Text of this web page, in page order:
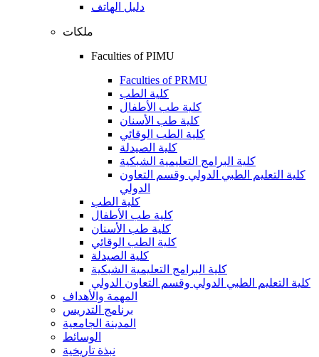
دليل الهاتف
ملكات
Faculties of PIMU
Faculties of PRMU
كلية الطب
كلية طب الأطفال
كلية طب الأسنان
كلية الطب الوقائي
كلية الصيدلة
كلية البرامج التعليمية الشبكية
كلية التعليم الطبي الدولي وقسم التعاون
الدولي
كلية الطب
كلية طب الأطفال
كلية طب الأسنان
كلية الطب الوقائي
كلية الصيدلة
كلية البرامج التعليمية الشبكية
كلية التعليم الطبي الدولي وقسم التعاون الدولي
المهمة والأهداف
برنامج التدريس
المدينة الجامعية
الوسائط
نبذة تاريخية